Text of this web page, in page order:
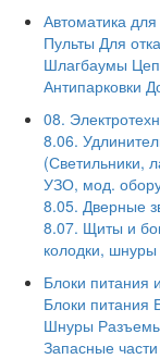
Автоматика
Пульты Для
Шлагбаумы
Антипарковки
08.
8.06.
(Светильники,
УЗО, мод.
8.05. Дверные
8.07. Щиты и
колодки, шнуры
Блоки питания
Блоки питания
Шнуры
Запасные части